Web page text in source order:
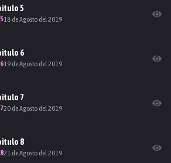
5
518 de Agosto del 2019
6
619 de Agosto del 2019
7
720 de Agosto del 2019
8
821 de Agosto del 2019